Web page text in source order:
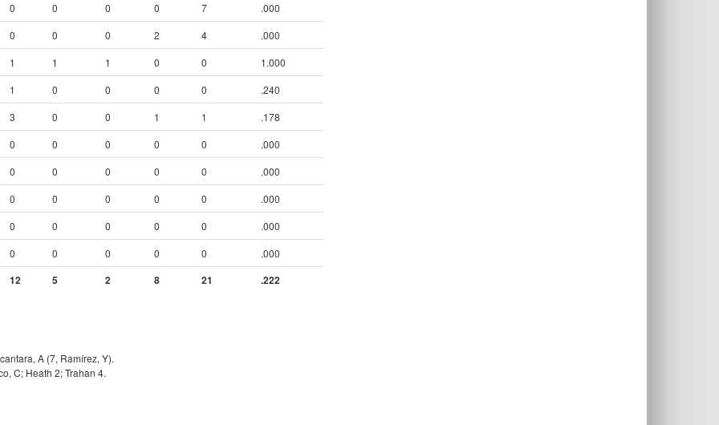
0
0 0 0 7
.000
0
0 0 2 4
.000
1
1 1 0 0
1.000
1
0 0 0 0
.240
3
0 0 1 1
.178
0
0 0 0 0
.000
0
0 0 0 0
.000
0
0 0 0 0
.000
0
0 0 0 0
.000
0
0 0 0 0 .000
12 5 2 8 21 .222
A (7, Ramírez, Y).
C; Heath 2; Trahan 4.